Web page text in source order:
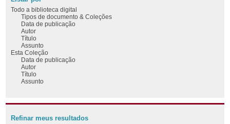
Todo a biblioteca digital
Tipos de documento & Coleções
Data de publicação
Autor
Título
Assunto
Esta Coleção
Data de publicação
Autor
Título
Assunto
Refinar meus resultados